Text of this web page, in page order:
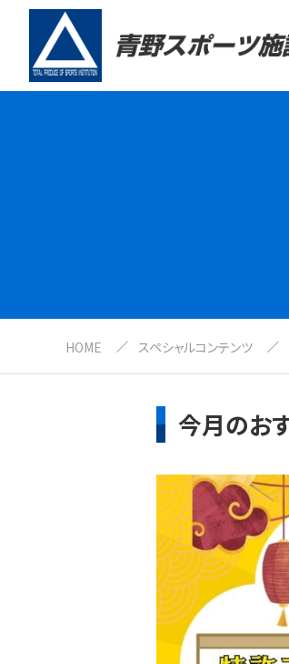
HOME スペシャルコンテンツ
今月のお